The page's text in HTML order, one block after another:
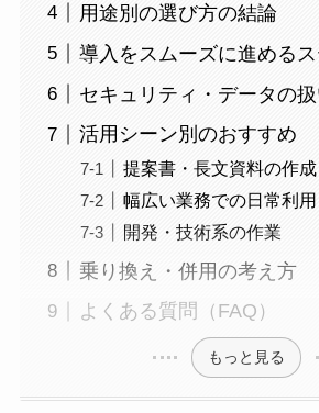
用途別の選び方の結論
導入をスムーズに進める
セキュリティ・データの
活用シーン別のおすすめ
提案書・長文資料の作成
幅広い業務での日常利用
開発・技術系の作業
乗り換え・併用の考え方
よくある質問（FAQ）
もっと見る